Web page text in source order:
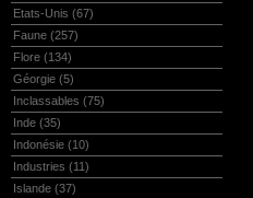
Etats-Unis (67)
Faune (257)
Flore (134)
Géorgie (5)
Inclassables (75)
Inde (35)
Indonésie (10)
Industries (11)
Islande (37)